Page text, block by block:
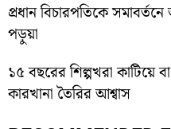
প্রধান বিচারপতিকে
পড়ুয়া
১৫ বছরের শিল্পখরা কাটিয়ে
কারখানা তৈরির আশ্বাস